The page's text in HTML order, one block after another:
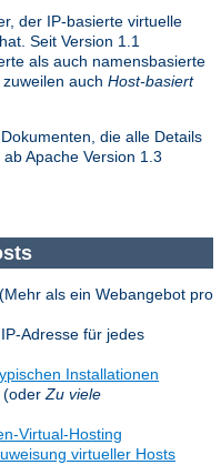
der IP-basierte virtuelle
Seit Version 1.1
als auch namensbasierte
auch Host-basiert
die alle Details
Apache Version 1.3
(Mehr als ein Webangebot pro
Adresse für jedes
Installationen
(oder Zu viele
Virtual-Hosting
virtueller Hosts